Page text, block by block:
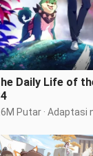
Daily Life of
Putar · Adaptasi